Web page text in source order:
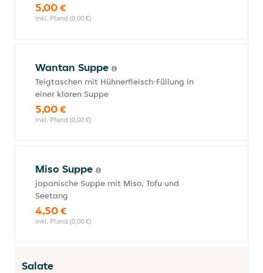
5,00 €
inkl. Pfand (0,00 €)
Wantan Suppe
Teigtaschen mit Hühnerfleisch-Füllung in
einer klaren Suppe
5,00 €
inkl. Pfand (0,00 €)
Miso Suppe
japanische Suppe mit Miso, Tofu und
Seetang
4,50 €
inkl. Pfand (0,00 €)
Salate